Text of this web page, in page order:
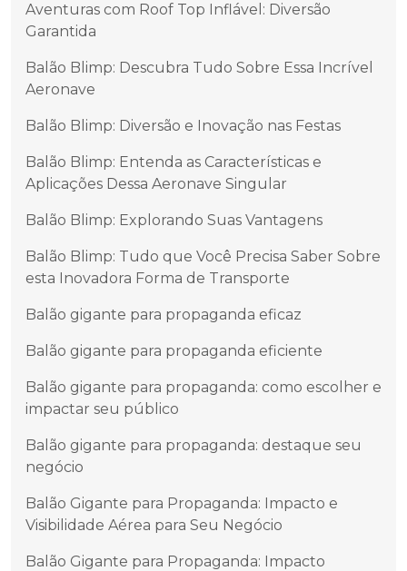
Aventuras com Roof Top Inflável: Diversão
Garantida
Balão Blimp: Descubra Tudo Sobre Essa Incrível
Aeronave
Balão Blimp: Diversão e Inovação nas Festas
Balão Blimp: Entenda as Características e
Aplicações Dessa Aeronave Singular
Balão Blimp: Explorando Suas Vantagens
Balão Blimp: Tudo que Você Precisa Saber Sobre
esta Inovadora Forma de Transporte
Balão gigante para propaganda eficaz
Balão gigante para propaganda eficiente
Balão gigante para propaganda: como escolher e
impactar seu público
Balão gigante para propaganda: destaque seu
negócio
Balão Gigante para Propaganda: Impacto e
Visibilidade Aérea para Seu Negócio
Balão Gigante para Propaganda: Impacto